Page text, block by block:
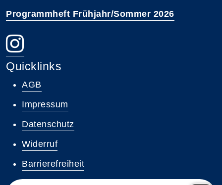
Programmheft Frühjahr/Sommer 2026
Quicklinks
AGB
Impressum
Datenschutz
Widerruf
Barrierefreiheit